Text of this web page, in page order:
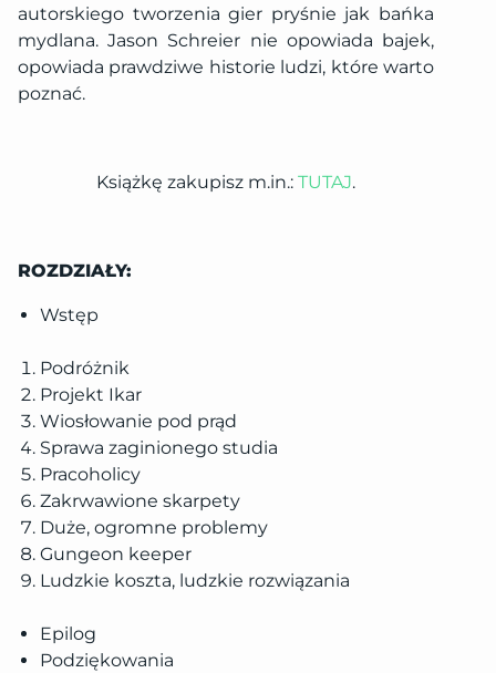
autorskiego tworzenia gier pryśnie jak bańka
mydlana. Jason Schreier nie opowiada bajek,
opowiada prawdziwe historie ludzi, które warto
poznać.
Książkę zakupisz m.in.: TUTAJ.
ROZDZIAŁY:
Wstęp
Podróżnik
Projekt Ikar
Wiosłowanie pod prąd
Sprawa zaginionego studia
Pracoholicy
Zakrwawione skarpety
Duże, ogromne problemy
Gungeon keeper
Ludzkie koszta, ludzkie rozwiązania
Epilog
Podziękowania